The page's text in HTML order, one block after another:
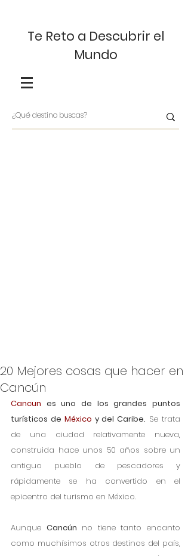
Te Reto a Descubrir el
Mundo
20 Mejores cosas que hacer en
Cancún
Cancun es uno de los grandes puntos
turísticos de México y del Caribe. Se trata
de una ciudad relativamente nueva,
construida hace unos 50 años sobre un
antiguo pueblo de pescadores y
rápidamente se ha convertido en el
epicentro del turismo en México.
Aunque Cancún no tiene tanto encanto